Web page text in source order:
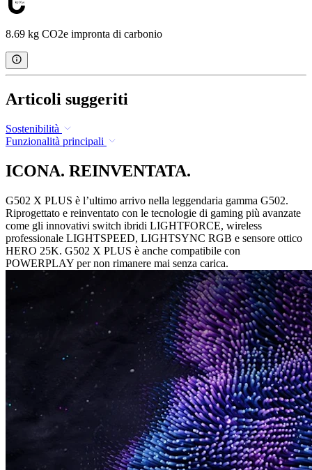
8.69 kg CO2e impronta di carbonio
Articoli suggeriti
Sostenibilità
Funzionalità principali
ICONA. REINVENTATA.
G502 X PLUS è l’ultimo arrivo nella leggendaria gamma G502.
Riprogettato e reinventato con le tecnologie di gaming più avanzate
come gli innovativi switch ibridi LIGHTFORCE, wireless
professionale LIGHTSPEED, LIGHTSYNC RGB e sensore ottico
HERO 25K. G502 X PLUS è anche compatibile con
POWERPLAY per non rimanere mai senza carica.